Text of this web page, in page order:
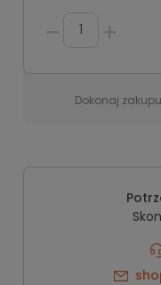
Dokonaj